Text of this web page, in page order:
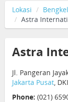
Lokasi Bengkel
Astra
Astra
Jl. Pangeran
Jakarta Pusat,
Phone: (021)